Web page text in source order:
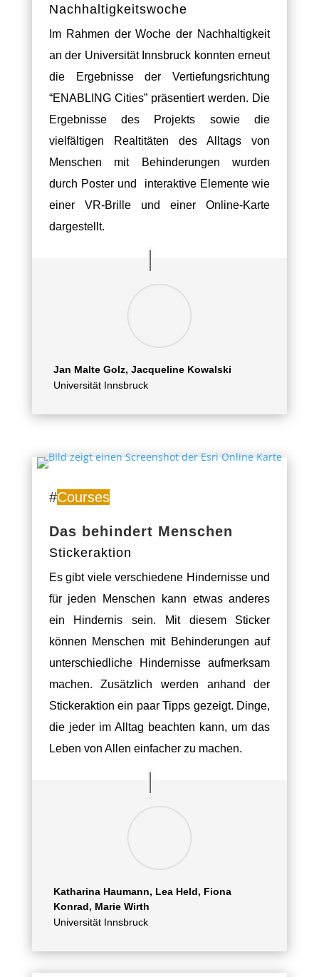
Nachhaltigkeitswoche
Im Rahmen der Woche der Nachhaltigkeit
an der Universität Innsbruck konnten erneut
die Ergebnisse der Vertiefungsrichtung
“ENABLING Cities” präsentiert werden. Die
Ergebnisse des Projekts sowie die
vielfältigen Realtitäten des Alltags von
Menschen mit Behinderungen wurden
durch Poster und interaktive Elemente wie
einer VR-Brille und einer Online-Karte
dargestellt.
Jan Malte Golz, Jacqueline Kowalski
Universität Innsbruck
#Courses
Das behindert Menschen
Stickeraktion
Es gibt viele verschiedene Hindernisse und
für jeden Menschen kann etwas anderes
ein Hindernis sein. Mit diesem Sticker
können Menschen mit Behinderungen auf
unterschiedliche Hindernisse aufmerksam
machen. Zusätzlich werden anhand der
Stickeraktion ein paar Tipps gezeigt. Dinge,
die jeder im Alltag beachten kann, um das
Leben von Allen einfacher zu machen.
Katharina Haumann, Lea Held, Fiona
Konrad, Marie Wirth
Universität Innsbruck